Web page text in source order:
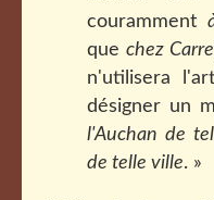
couramment
que chez
n'utilisera
désigner un
l'Auchan de
de telle ville. »